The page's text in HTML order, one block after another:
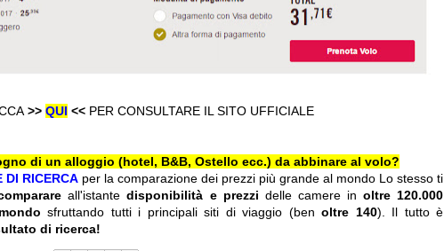
>> QUI <<PER CONSULTARE IL SITO UFFICIALE
di un alloggio (hotel, B&B, Ostello ecc.) da abbinare al volo?
DI RICERCA per la comparazione dei prezzi più grande al mondo Lo stesso ti
all'istantedisponibilità e prezzi delle camere in oltre 120.000
sfruttando tutti i principali siti di viaggio (benoltre 140). Il tutto è
di ricerca!